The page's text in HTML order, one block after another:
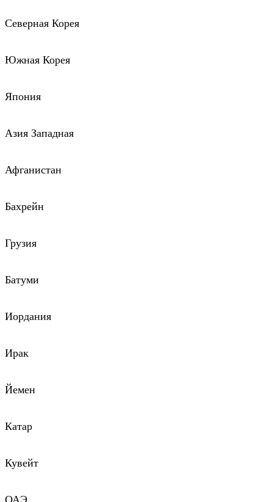
Северная Корея
Южная Корея
Япония
Азия Западная
Афганистан
Бахрейн
Грузия
Батуми
Иордания
Ирак
Йемен
Катар
Кувейт